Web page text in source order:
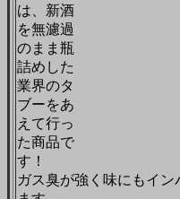
は、新酒
を無濾過
のまま瓶
詰めした
業界のタ
ブーをあ
えて行っ
た商品で
す！
ガス臭が強く味にもイン